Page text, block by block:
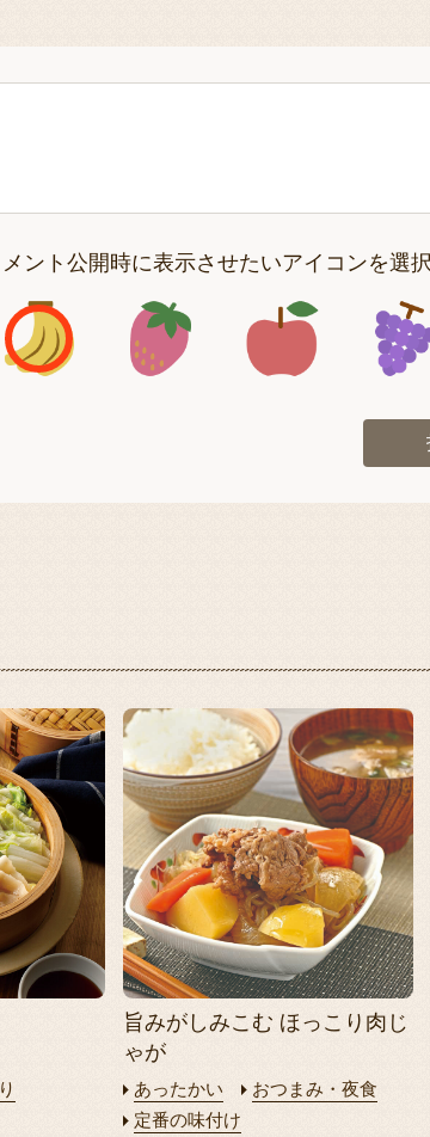
ント公開時に表示させたいアイコンを選
アイコン1 アイコン2 アイコン3
旨みがしみこむ ほっこり肉じ
ゃが
あったかい
おつまみ・夜食
定番の味付け